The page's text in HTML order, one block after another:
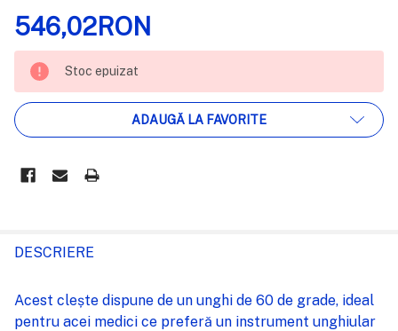
546,02RON
STOC
EPUIZAT
Stoc epuizat
ADAUGĂ LA FAVORITE
CUMPARATE
DESCRIERE
Acest clește dispune de un unghi de 60 de grade, ideal
pentru acei medici ce preferă un instrument unghiular